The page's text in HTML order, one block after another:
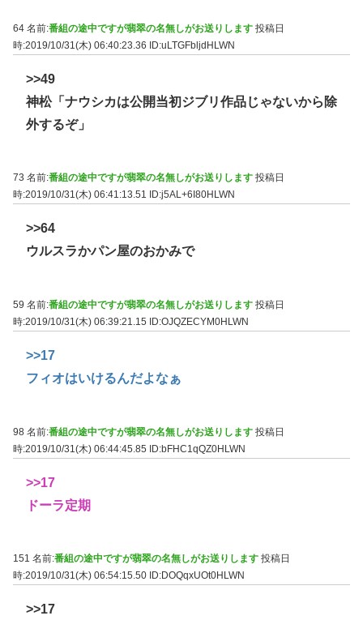
64 名前:番組の途中ですが翡翠の名無しがお送りします 投稿日
時:2019/10/31(木) 06:40:23.36 ID:uLTGFbljdHLWN
>>49
神松「ナウシカは公開当初ジブリ作品じゃないから除
外するぞ」
73 名前:番組の途中ですが翡翠の名無しがお送りします 投稿日
時:2019/10/31(木) 06:41:13.51
ID:j5AL+6I80HLWN
>>64
ウルスラかパン屋のおかみで
59 名前:番組の途中ですが翡翠の名無しがお送りします 投稿日
時:2019/10/31(木) 06:39:21.15
ID:OJQZECYM0HLWN
>>17
フィオはいけるんだよなぁ
98 名前:番組の途中ですが翡翠の名無しがお送りします 投稿日
時:2019/10/31(木) 06:44:45.85 ID:bFHC1qQZ0HLWN
>>17
ドーラ定期
151 名前:番組の途中ですが翡翠の名無しがお送りします 投稿日
時:2019/10/31(木) 06:54:15.50 ID:DOQqxUOt0HLWN
>>17